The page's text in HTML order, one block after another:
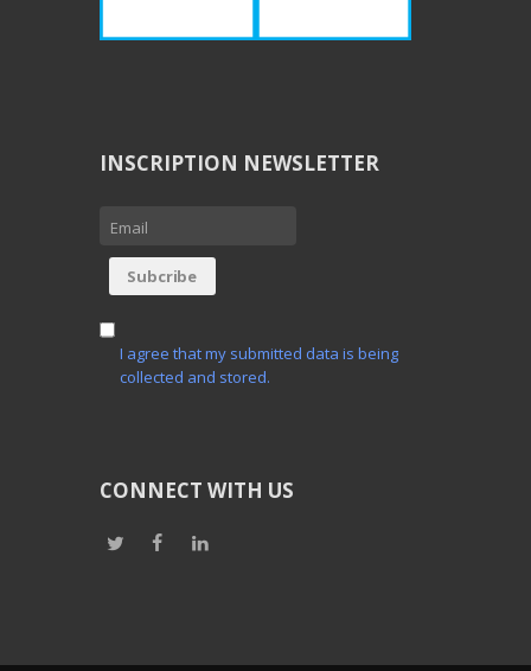
INSCRIPTION NEWSLETTER
I agree that my submitted data is being
collected and stored.
CONNECT WITH US